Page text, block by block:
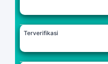
Terverifikasi